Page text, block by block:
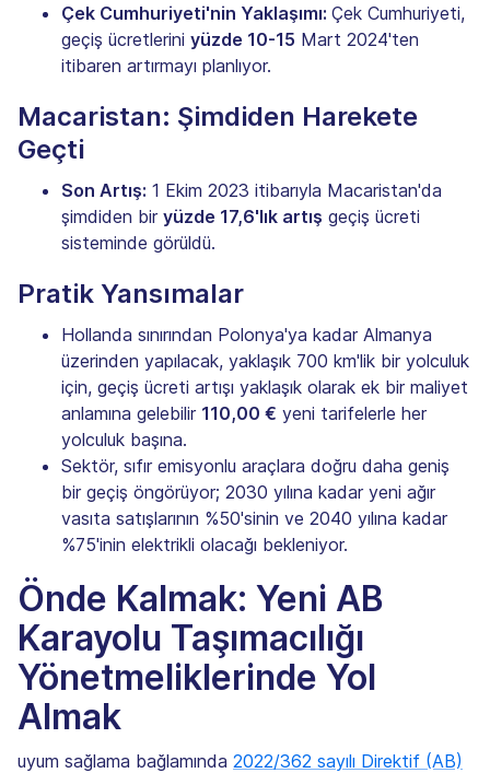
Çek Cumhuriyeti'nin Yaklaşımı: Çek Cumhuriyeti,
geçiş ücretlerini yüzde 10-15 Mart 2024'ten
itibaren artırmayı planlıyor.
Macaristan: Şimdiden Harekete
Geçti
Son Artış: 1 Ekim 2023 itibarıyla Macaristan'da
şimdiden bir yüzde 17,6'lık artış geçiş ücreti
sisteminde görüldü.
Pratik Yansımalar
Hollanda sınırından Polonya'ya kadar Almanya
üzerinden yapılacak, yaklaşık 700 km'lik bir yolculuk
için, geçiş ücreti artışı yaklaşık olarak ek bir maliyet
anlamına gelebilir 110,00 € yeni tarifelerle her
yolculuk başına.
Sektör, sıfır emisyonlu araçlara doğru daha geniş
bir geçiş öngörüyor; 2030 yılına kadar yeni ağır
vasıta satışlarının %50'sinin ve 2040 yılına kadar
%75'inin elektrikli olacağı bekleniyor.
Önde Kalmak: Yeni AB
Karayolu Taşımacılığı
Yönetmeliklerinde Yol
Almak
uyum sağlama bağlamında 2022/362 sayılı Direktif (AB)